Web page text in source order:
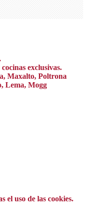
exclusivas.
Maxalto, Poltrona
Lema, Mogg
el uso de las cookies.